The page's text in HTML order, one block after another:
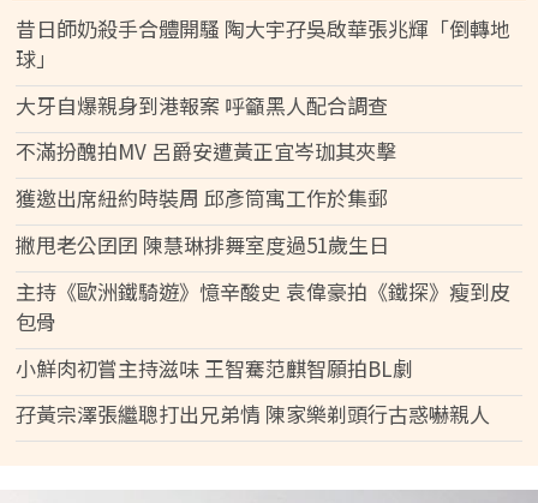
昔日師奶殺手合體開騷 陶大宇孖吳啟華張兆輝「倒轉地
球」
大牙自爆親身到港報案 呼籲黑人配合調查
不滿扮醜拍MV 呂爵安遭黃正宜岑珈其夾擊
獲邀出席紐約時裝周 邱彥筒寓工作於集郵
撇甩老公囝囝 陳慧琳排舞室度過51歲生日
主持《歐洲鐵騎遊》憶辛酸史 袁偉豪拍《鐵探》瘦到皮
包骨
小鮮肉初嘗主持滋味 王智騫范麒智願拍BL劇
孖黃宗澤張繼聰打出兄弟情 陳家樂剃頭行古惑嚇親人